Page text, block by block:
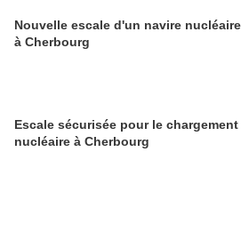
Nouvelle escale d'un navire nucléaire
à Cherbourg
Escale sécurisée pour le chargement
nucléaire à Cherbourg